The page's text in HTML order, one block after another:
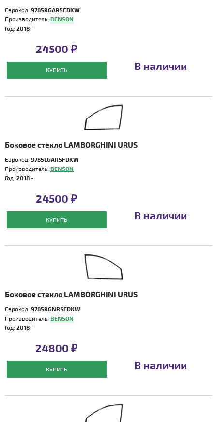
Еврокод: 9785RGAR5FDKW
Производитель: BENSON
Год: 2018 -
24500 ₽
КУПИТЬ В наличии
Боковое стекло LAMBORGHINI URUS
Еврокод: 9785LGAR5FDKW
Производитель: BENSON
Год: 2018 -
24500 ₽
КУПИТЬ В наличии
Боковое стекло LAMBORGHINI URUS
Еврокод: 9785RGNR5FDKW
Производитель: BENSON
Год: 2018 -
24800 ₽
КУПИТЬ В наличии